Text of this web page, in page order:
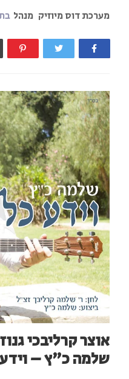
מערכת דוס מיוזיק מנהל
אוצר קרליבכי
שלמה כ"ץ –